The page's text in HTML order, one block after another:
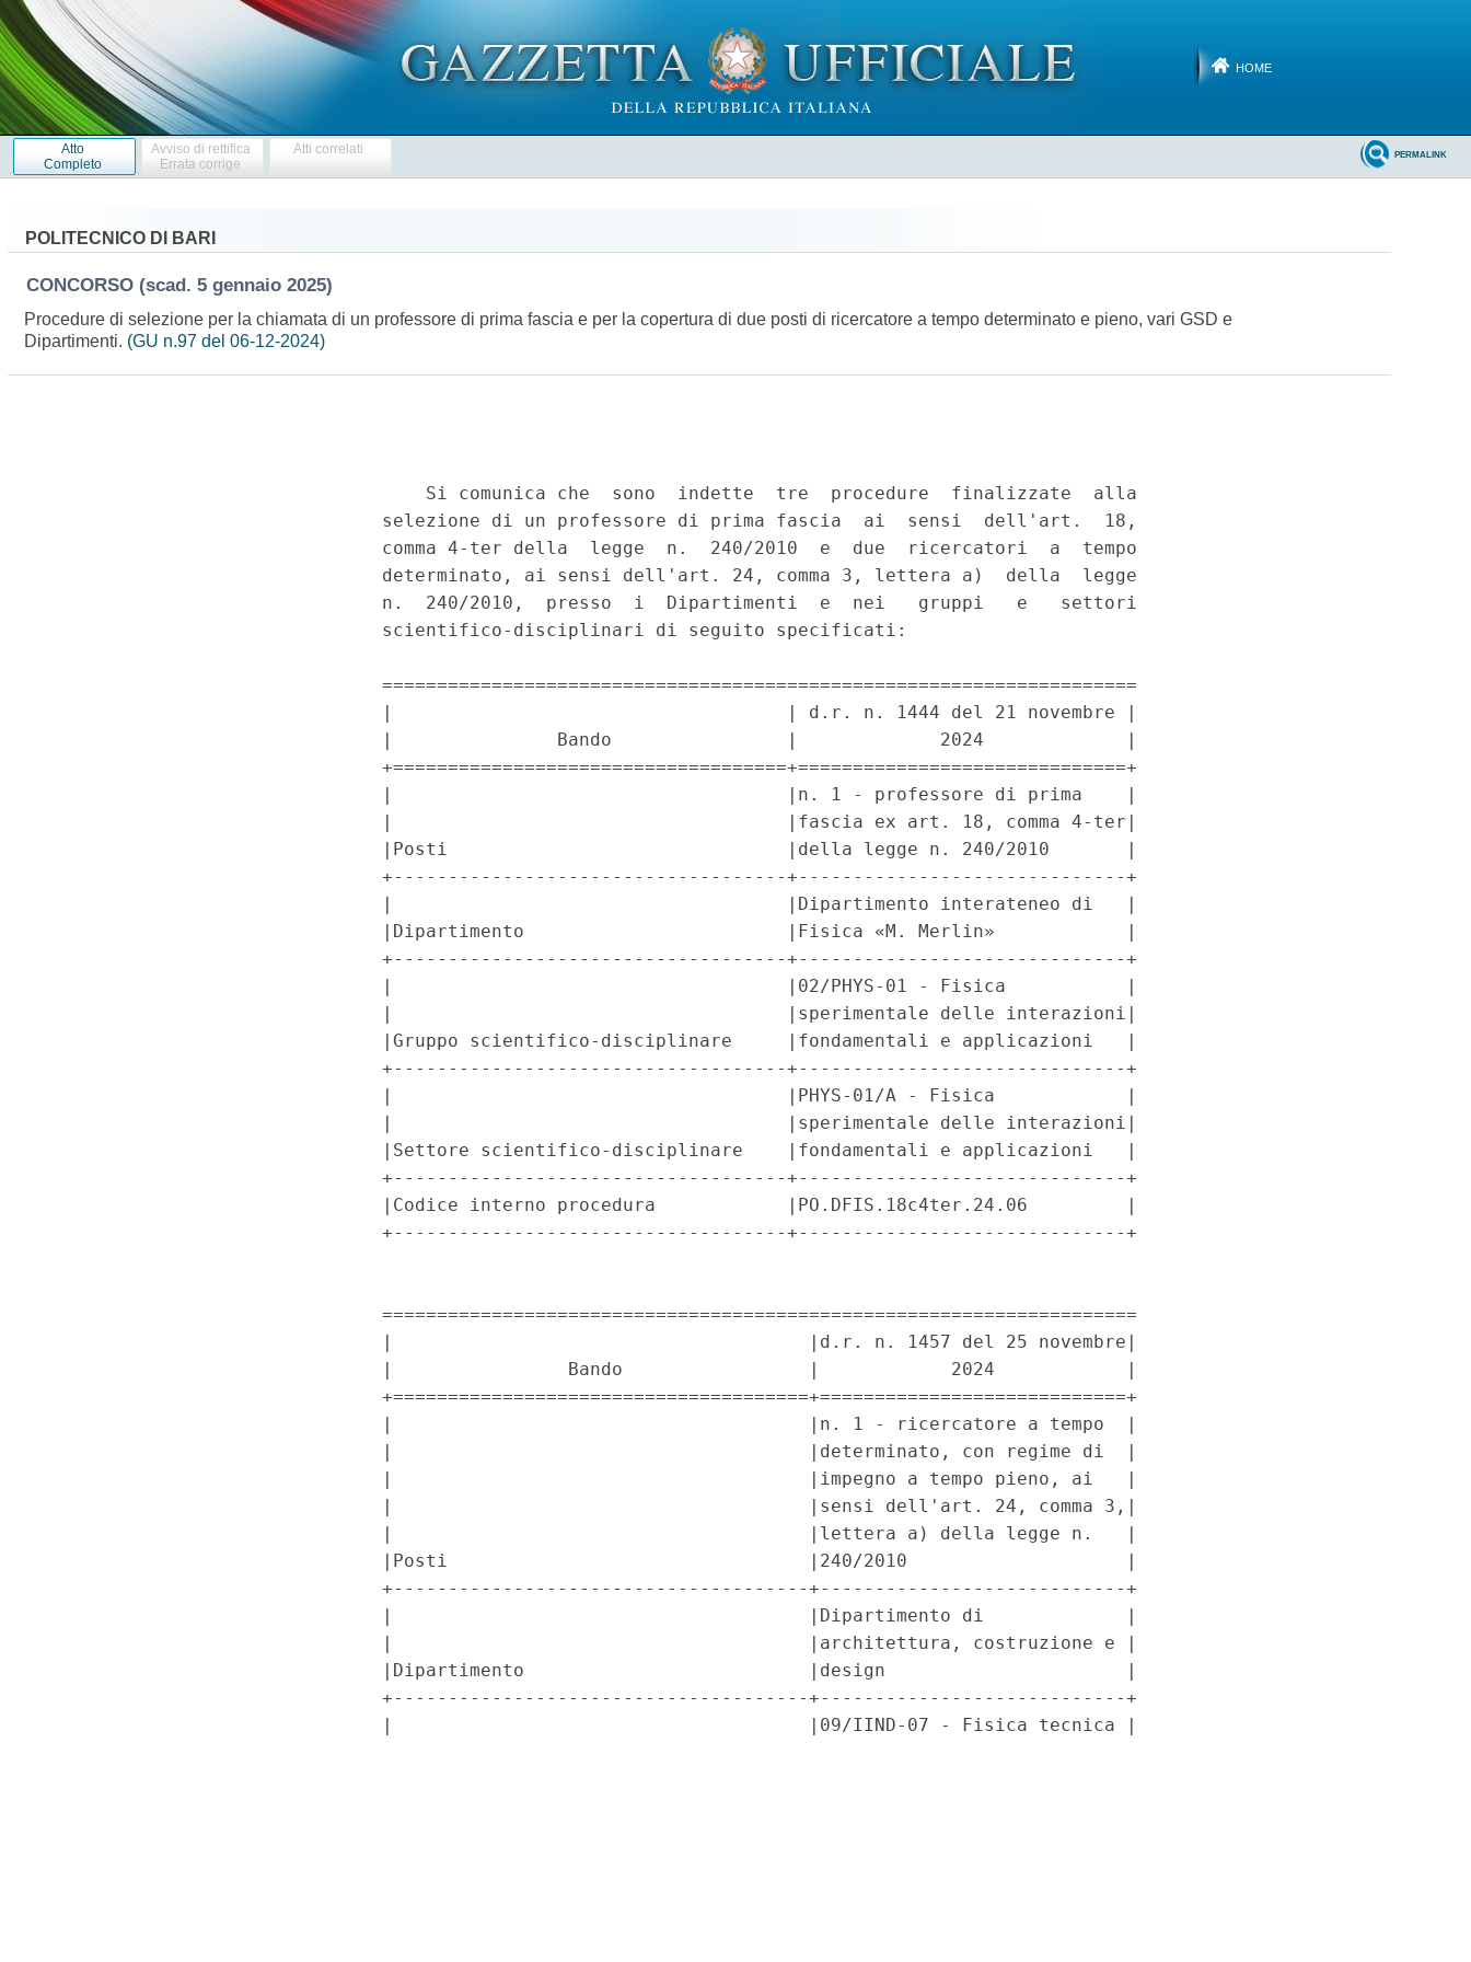
HOME
Atto
Completo
Avviso di rettifica
Errata corrige
Atti correlati PERMALINK
POLITECNICO DI BARI
CONCORSO (scad. 5 gennaio 2025)
Procedure di selezione per la chiamata di un professore di prima fascia e per la copertura di due posti di ricercatore a tempo determinato e pieno, vari GSD e
Dipartimenti. (GU n.97 del 06-12-2024)